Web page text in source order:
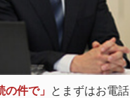
の件で」 とまずはお電話